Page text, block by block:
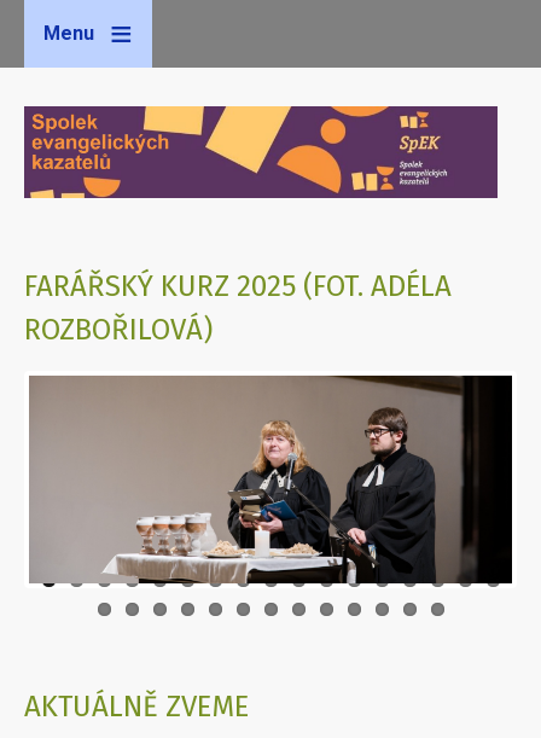
Menu
FARÁŘSKÝ KURZ 2025 (FOT. ADÉLA
ROZBOŘILOVÁ)
AKTUÁLNĚ ZVEME